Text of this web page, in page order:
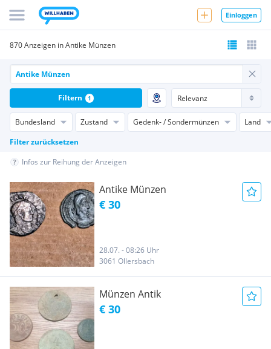
Einloggen
870 Anzeigen in Antike Münzen
Bundesland Zustand Gedenk- / Sondermünzen
Land
Filter zurücksetzen
Filtern 1
Infos zur Reihung der Anzeigen
Antike Münzen
€ 30
28.07. - 08:26 Uhr
3061 Ollersbach
Münzen Antik
€ 30